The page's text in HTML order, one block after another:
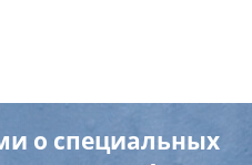
о специальных